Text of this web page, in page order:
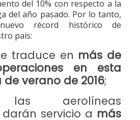
del 10% con respecto a la
del año pasado. Por lo tanto,
récord histórico de
país:
traduce en más de
en esta
verano de 2016;
las aerolíneas
servicio a más